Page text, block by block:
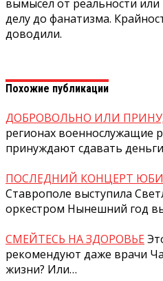
вымысел от реальности
делу до фанатизма.
доводили.
Похожие публикации
ДОБРОВОЛЬНО ИЛИ
регионах военнослужащие
принуждают сдавать
ПОСЛЕДНИЙ КОНЦЕРТ
Ставрополе выступила
оркестром Нынешний год
СМЕЙТЕСЬ НА ЗДОРОВЬЕ
рекомендуют даже врачи
жизни? Или…